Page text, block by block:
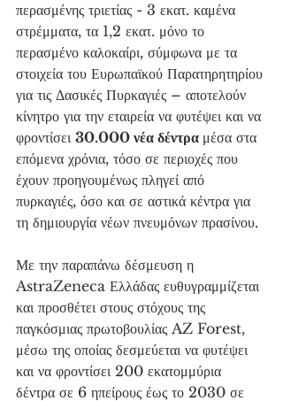
περασμένης τριετίας - 3 εκατ. καμένα
στρέμματα, τα 1,2 εκατ. μόνο το
περασμένο καλοκαίρι, σύμφωνα με τα
στοιχεία του Ευρωπαϊκού Παρατηρητηρίου
για τις Δασικές Πυρκαγιές – αποτελούν
κίνητρο για την εταιρεία να φυτέψει και να
φροντίσει 30.000 νέα δέντρα μέσα στα
επόμενα χρόνια, τόσο σε περιοχές που
έχουν προηγουμένως πληγεί από
πυρκαγιές, όσο και σε αστικά κέντρα για
τη δημιουργία νέων πνευμόνων πρασίνου.
Με την παραπάνω δέσμευση η
AstraZeneca Ελλάδας ευθυγραμμίζεται
και προσθέτει στους στόχους της
παγκόσμιας πρωτοβουλίας AZ Forest,
μέσω της οποίας δεσμεύεται να φυτέψει
και να φροντίσει 200 εκατομμύρια
δέντρα σε 6 ηπείρους έως το 2030 σε